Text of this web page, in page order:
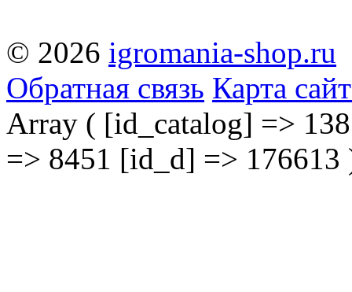
© 2026 igromania-shop.ru
Обратная связь Карта
Array ( [id_catalog] =>
=> 8451 [id_d] => 176613